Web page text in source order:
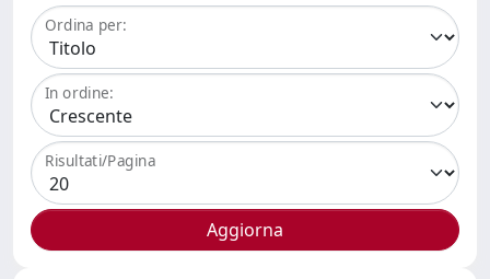
Ordina per:
In ordine:
Risultati/Pagina